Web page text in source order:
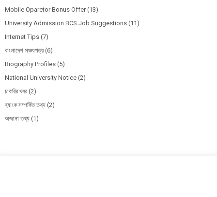
Mobile Oparetor Bonus Offer (13)
University Admission BCS Job Suggestions (11)
Internet Tips (7)
বাংলাদেশ সঞ্চয়পত্র (6)
Biography Profiles (5)
National University Notice (2)
চাকরির খবর (2)
ব্যাংক সম্পর্কিত তথ্য (2)
অজানা তথ্য (1)